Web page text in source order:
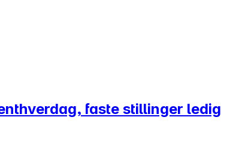
faste stillinger ledig